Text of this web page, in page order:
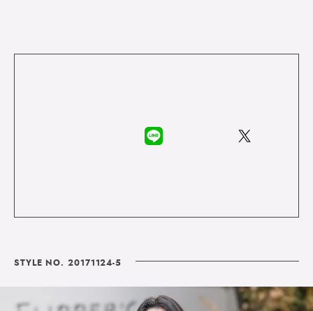
STYLE NO. 20171124-5